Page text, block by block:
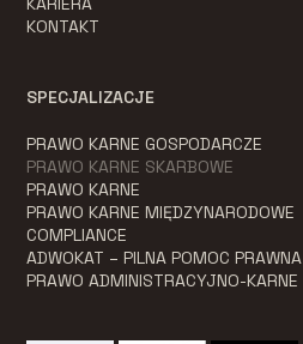
KONTAKT
SPECJALIZACJE
PRAWO KARNE GOSPODARCZE
PRAWO KARNE SKARBOWE
PRAWO KARNE
PRAWO KARNE MIĘDZYNARODOWE
COMPLIANCE
ADWOKAT – PILNA POMOC PRAWNA
PRAWO ADMINISTRACYJNO-KARNE